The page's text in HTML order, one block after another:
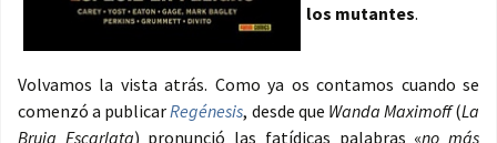
los mutantes.
Volvamos la vista atrás. Como ya os contamos cuando se
comenzó a publicarRegénesis, desde que Wanda Maximoff(La
Bruja Escarlata) pronunció las fatídicas palabras «no más